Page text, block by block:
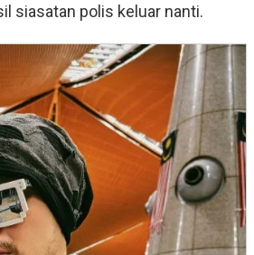
siasatan polis keluar nanti.